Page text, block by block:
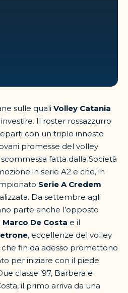
sulle quali Volley Catania
Il roster rossazzurro
con un triplo innesto
promesse del volley
fatta dalla Società
in serie A2 e che, in
Serie A Credem
Da settembre agli
parte anche l’opposto
Marco De Costa e il
, eccellenze del volley
che fin da adesso promettono
per iniziare con il piede
classe ’97, Barbera e
il primo arriva da una